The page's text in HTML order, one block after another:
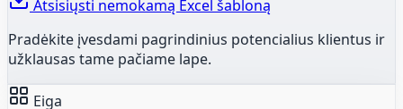
Atsisiųsti nemokamą Excel šabloną
Pradėkite įvesdami pagrindinius potencialius klientus ir
užklausas tame pačiame lape.
Eiga